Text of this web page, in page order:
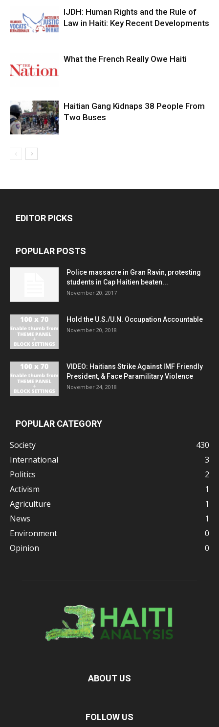
IJDH: Human Rights and the Rule of
Law in Haiti: Key Recent Developments
What the French Really Owe Haiti
Haitian Gang Kidnaps 38 People From
Two Buses
EDITOR PICKS
POPULAR POSTS
Police massacre in Gran Ravin, protesting
students in Cap Haitien beaten...
November 20, 2017
Hold the U.S./U.N. Occupation Accountable
November 20, 2018
VIDEO: Haitians Strike Against IMF Friendly
President, & Face Paramilitary Violence
November 24, 2018
POPULAR CATEGORY
Society
430
International
3
Politics
2
Activism
1
Agriculture
1
News
1
Environment
0
Opinion
0
ABOUT US
FOLLOW US